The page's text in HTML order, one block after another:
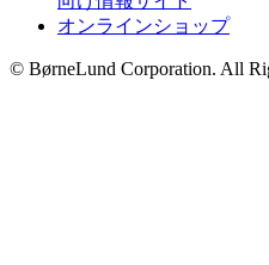
オンラインショップ
© BørneLund Corporation. All